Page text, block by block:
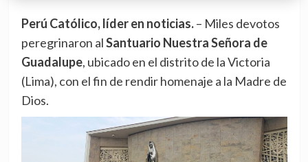
Perú Católico, líder en noticias.– Miles devotos
peregrinaron alSantuario Nuestra Señora de
Guadalupe, ubicado en el distrito de la Victoria
(Lima), con el fin de rendir homenaje a la Madre de
Dios.